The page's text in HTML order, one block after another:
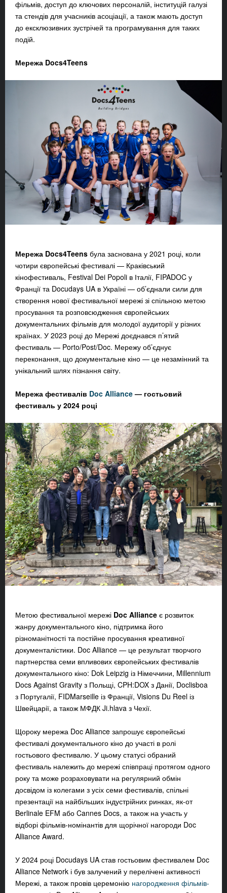
фільмів, доступ до ключових персоналій, інституцій галузі
та стендів для учасників асоціації, а також мають доступ
до ексклюзивних зустрічей та програмування для таких
подій.
Мережа Docs4Teens
Мережа Docs4Teens була заснована у 2021 році, коли
чотири європейські фестивалі — Краківський
кінофестиваль, Festival Dei Popoli в Італії, FIPADOC у
Франції та Docudays UA в Україні — об’єднали сили для
створення нової фестивальної мережі зі спільною метою
просування та розповсюдження європейських
документальних фільмів для молодої аудиторії у різних
країнах. У 2023 році до Мережі доєднався п’ятий
фестиваль — Porto/Post/Doc. Мережу об’єднує
переконання, що документальне кіно — це незамінний та
унікальний шлях пізнання світу.
Мережа фестивалів Doc Alliance— гостьовий
фестиваль у 2024 році
Метою фестивальної мережі Doc Alliance є розвиток
жанру документального кіно, підтримка його
різноманітності та постійне просування креативної
документалістики. Doc Alliance — це результат творчого
партнерства семи впливових європейських фестивалів
документального кіно: Dok Leipzig із Німеччини, Millennium
Docs Against Gravity з Польщі, CPH:DOX з Данії, Doclisboa
з Португалії, FIDMarseille із Франції, Visions Du Reel із
Швейцарії, а також МФДК Ji.hlava з Чехії.
Щороку мережа Doc Alliance запрошує європейські
фестивалі документального кіно до участі в ролі
гостьового фестивалю. У цьому статусі обраний
фестиваль належить до мережі співпраці протягом одного
року та може розраховувати на регулярний обмін
досвідом із колегами з усіх семи фестивалів, спільні
презентації на найбільших індустрійних ринках, як-от
Berlinale EFM або Cannes Docs, а також на участь у
відборі фільмів-номінантів для щорічної нагороди Doc
Alliance Award.
У 2024 році Docudays UA став гостьовим фестивалем Doc
Alliance Network і був залучений у перелічені активності
Мережі, а також провів церемонію нагородження фільмів-